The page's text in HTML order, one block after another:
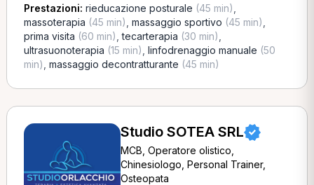
Prestazioni: rieducazione posturale (45 min)
massoterapia (45 min) massaggio sportivo (45 min)
prima visita (60 min) ,tecarterapia (30 min)
ultrasuonoterapia (15 min) linfodrenaggio manuale (50
min) massaggio decontratturante (45 min)
Studio SOTEA SRL
MCB, Operatore olistico,
Chinesiologo, Personal Trainer,
Osteopata